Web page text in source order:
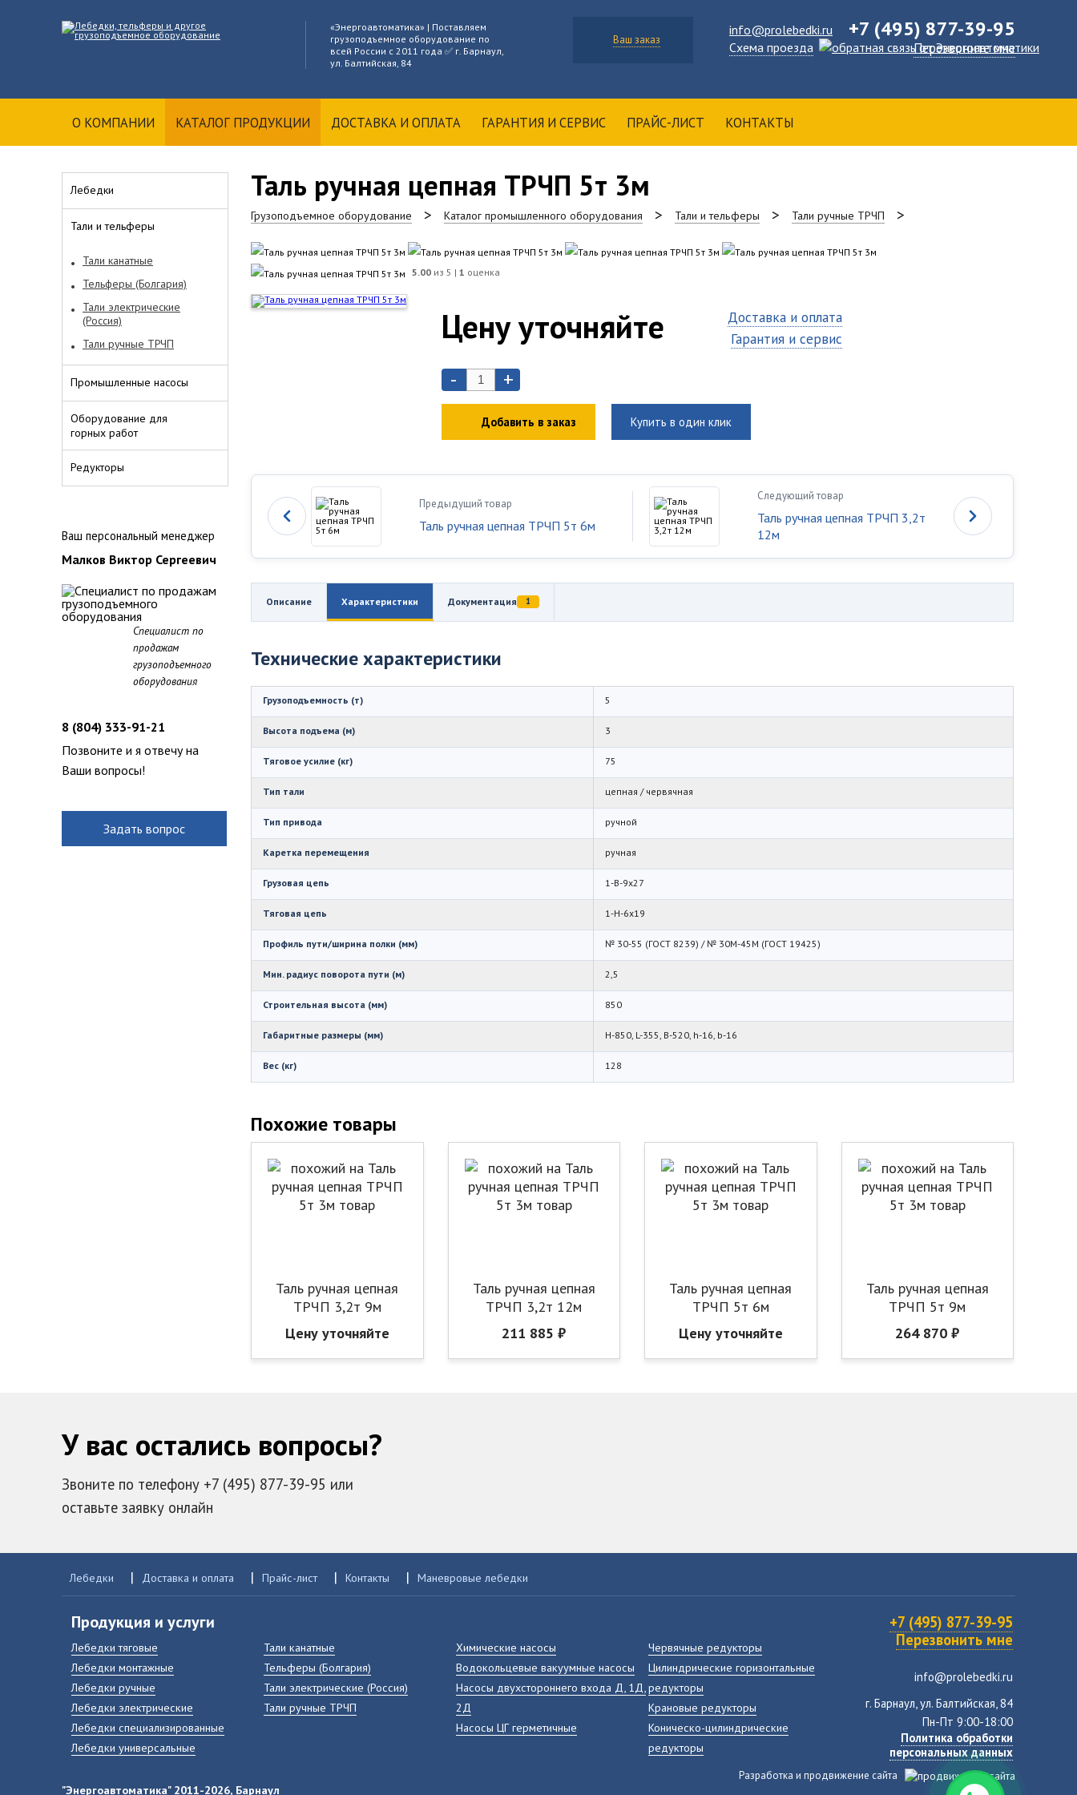
«Энергоавтоматика» | Поставляем
грузоподъемное оборудование по
всей России с 2011 года ✅ г. Барнаул,
ул. Балтийская, 84
Ваш заказ
info@prolebedki.ru
Схема проезда
+7 (495) 877-39-95
Перезвоните мне
О КОМПАНИИ КАТАЛОГ ПРОДУКЦИИ ДОСТАВКА И ОПЛАТА ГАРАНТИЯ И СЕРВИС ПРАЙС-ЛИСТ КОНТАКТЫ
Лебедки
Тали и тельферы
Тали канатные
Тельферы (Болгария)
Тали электрические
(Россия)
Тали ручные ТРЧП
Промышленные насосы
Оборудование для
горных работ
Редукторы
Ваш персональный менеджер
Малков Виктор Сергеевич
Специалист по
продажам
грузоподъемного
оборудования
8 (804) 333-91-21
Позвоните и я отвечу на
Ваши вопросы!
Задать вопрос
Таль ручная цепная ТРЧП 5т 3м
Грузоподъемное оборудование Каталог промышленного оборудования Тали и тельферы Тали ручные ТРЧП
5.00 из 5 | 1 оценка
Цену уточняйте
Доставка и оплата
Гарантия и сервис
- +
Добавить в заказ Купить в один клик
Предыдущий товар
Таль ручная цепная ТРЧП 5т 6м
Следующий товар
Таль ручная цепная ТРЧП 3,2т
12м
Описание Характеристики Документация 1
Технические характеристики
Грузоподъемность (т) 5
Высота подъема (м) 3
Тяговое усилие (кг) 75
Тип тали цепная / червячная
Тип привода ручной
Каретка перемещения ручная
Грузовая цепь 1-В-9х27
Тяговая цепь 1-Н-6х19
Профиль пути/ширина полки (мм) № 30-55 (ГОСТ 8239) / № 30М-45М (ГОСТ 19425)
Мин. радиус поворота пути (м) 2,5
Строительная высота (мм) 850
Габаритные размеры (мм) H-850, L-355, B-520, h-16, b-16
Вес (кг) 128
Похожие товары
Таль ручная цепная
ТРЧП 3,2т 9м
Цену уточняйте
Таль ручная цепная
ТРЧП 3,2т 12м
211 885 ₽
Таль ручная цепная
ТРЧП 5т 6м
Цену уточняйте
Таль ручная цепная
ТРЧП 5т 9м
264 870 ₽
У вас остались вопросы?
Звоните по телефону +7 (495) 877-39-95 или
оставьте заявку онлайн
Лебедки | Доставка и оплата | Прайс-лист | Контакты | Маневровые лебедки
Продукция и услуги
Лебедки тяговые
Лебедки монтажные
Лебедки ручные
Лебедки электрические
Лебедки специализированные
Лебедки универсальные
Тали канатные
Тельферы (Болгария)
Тали электрические (Россия)
Тали ручные ТРЧП
Химические насосы
Водокольцевые вакуумные насосы
Насосы двухстороннего входа Д, 1Д,
2Д
Насосы ЦГ герметичные
Червячные редукторы
Цилиндрические горизонтальные
редукторы
Крановые редукторы
Коническо-цилиндрические
редукторы
+7 (495) 877-39-95
Перезвонить мне
info@prolebedki.ru
г. Барнаул, ул. Балтийская, 84
Пн-Пт 9:00-18:00
Политика обработки
персональных данных
Разработка и продвижение сайта
"Энергоавтоматика" 2011-2026, Барнаул